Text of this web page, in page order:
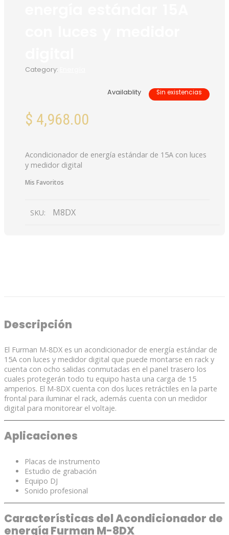
Category:
Availablity Sin existencias
$ 4,968.00
Acondicionador de energía estándar de 15A con luces
y medidor digital
Mis Favoritos
SKU: M8DX
Descripción
El Furman M-8DX es un acondicionador de energía estándar de
15A con luces y medidor digital que puede montarse en rack y
cuenta con ocho salidas conmutadas en el panel trasero los
cuales protegerán todo tu equipo hasta una carga de 15
amperios. El M-8DX cuenta con dos luces retráctiles en la parte
frontal para iluminar el rack, además cuenta con un medidor
digital para monitorear el voltaje.
Aplicaciones
Placas de instrumento
Estudio de grabación
Equipo DJ
Sonido profesional
Características del Acondicionador de
energía Furman M-8DX